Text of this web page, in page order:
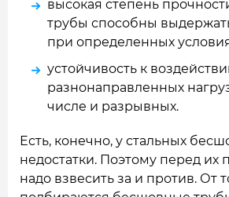
высокая степень
трубы способны
при определенных
устойчивость к
разнонаправленных
числе и разрывных.
Есть, конечно, у стальных
недостатки. Поэтому перед
надо взвесить за и против. От